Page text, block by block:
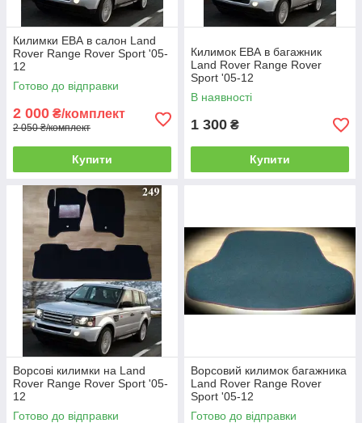
Килимки ЕВА в салон Land
Rover Range Rover Sport '05-
12
Готово до відправки
2 000 ₴/комплект
2 050 ₴/комплект
Купити
Килимок ЕВА в багажник
Land Rover Range Rover
Sport '05-12
В наявності
1 300 ₴
Купити
Ворсові килимки на Land
Rover Range Rover Sport '05-
12
Готово до відправки
Ворсовий килимок багажника
Land Rover Range Rover
Sport '05-12
Готово до відправки